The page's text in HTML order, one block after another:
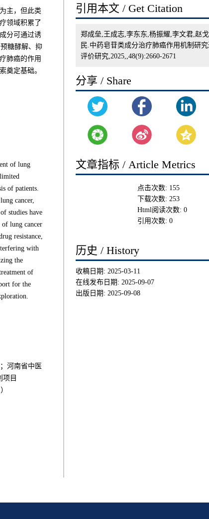
主，但此类
领域积累了
分可通过诱
糖酵解、抑
肺癌的作用
奠定基础。
of lung
of patients.
cancer,
studies have
of lung cancer
resistance,
with
the
of
for the
河南省中医
项目
引用本文 / Get Citation
郑成垒,王成志,李东东,杨振耀,李文君,赵
民.中药皂苷类成分治疗肺癌作用机制研
评价研究,2025,,48(9):2660-2671
分享 / Share
文章指标 / Article Metrics
点击次数: 155
下载次数:253
Html阅读次数:0
引用次数:0
历史 / History
收稿日期: 2025-03-11
在线发布日期: 2025-09-07
出版日期: 2025-09-08